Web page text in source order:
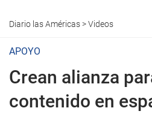
Diario las Américas>Videos
APOYO
Crean alianza
contenido en